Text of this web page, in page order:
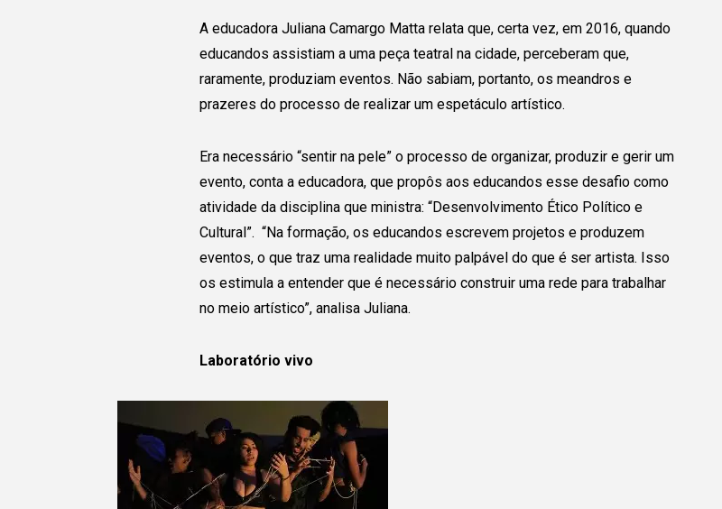
A educadora Juliana Camargo Matta relata que, certa vez, em 2016, quando
educandos assistiam a uma peça teatral na cidade, perceberam que,
raramente, produziam eventos. Não sabiam, portanto, os meandros e
prazeres do processo de realizar um espetáculo artístico.
Era necessário “sentir na pele” o processo de organizar, produzir e gerir um
evento, conta a educadora, que propôs aos educandos esse desafio como
atividade da disciplina que ministra: “Desenvolvimento Ético Político e
Cultural”. “Na formação, os educandos escrevem projetos e produzem
eventos, o que traz uma realidade muito palpável do que é ser artista. Isso
os estimula a entender que é necessário construir uma rede para trabalhar
no meio artístico”, analisa Juliana.
Laboratório vivo
Conecte-se
com o grupo!
Juntas e juntos podemos
está sendo realizada por
estudantes de todo o país!
Preencha as informações abaixo e
permita que o grupo possa entrar
Eu Gostaria de: